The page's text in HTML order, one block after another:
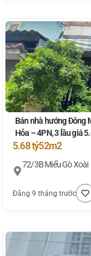
Bán nhà hướng Đông
Hỏa – 4PN, 3 lầu giá
5.68 tỷ52m2
72/3B Miếu Gò Xoài
Đăng 9 tháng trước